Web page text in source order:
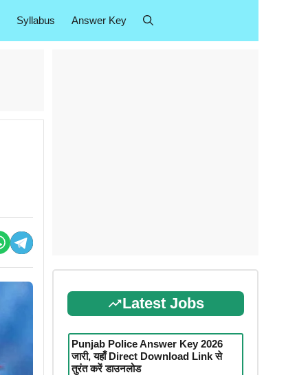
Syllabus Answer Key
Latest Jobs
Punjab Police Answer Key 2026
जारी, यहाँ Direct Download Link से
तुरंत करें डाउनलोड